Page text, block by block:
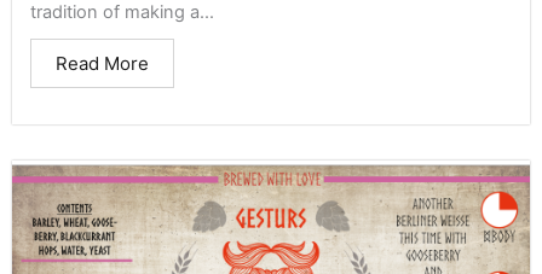
tradition of making a...
Read More